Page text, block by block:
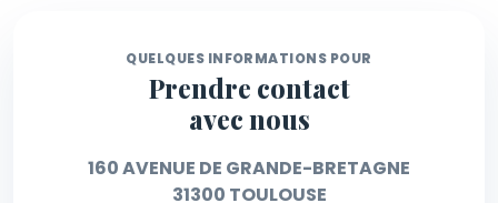
QUELQUES INFORMATIONS POUR
Prendre contact
avec nous
160 AVENUE DE GRANDE-BRETAGNE
31300 TOULOUSE